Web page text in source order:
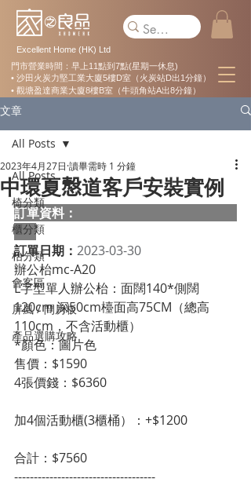
Excellent Home (HK) Ltd
門市營業時間：早上11點到7點(星期一休息)
• 沙田火炭力堅工業大廈5樓D室（火炭站D出1分鐘）
• 觀塘盈達商業大廈8樓B室（牛頭角站A出8分鐘）
文章
All Posts
椅分類
櫃分類
枱分類
會客區
屏風 / 間房板
產品選購攻略
All Posts
中環夏𢡱道客戶安裝實例
2023年4月27日 讀畢需時 1 分鐘
訂單資料：
訂單日期： 2023-03-30
辦公枱mc-A20
L字型單人辦公枱：面闊140*側闊
120cm 深50cm檯面高75CM（總高
110cm，不含活動櫃）
*顏色：圖片色
售價：$1590
4張價錢：$6360
加4個活動櫃(3櫃桶）：+$1200
合計：$7560
------------------------------------